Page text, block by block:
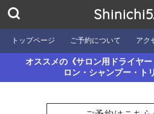
トップページ ご予約について アク
オススメの《サロン用ドライヤ
ロン・シャンプー・ト